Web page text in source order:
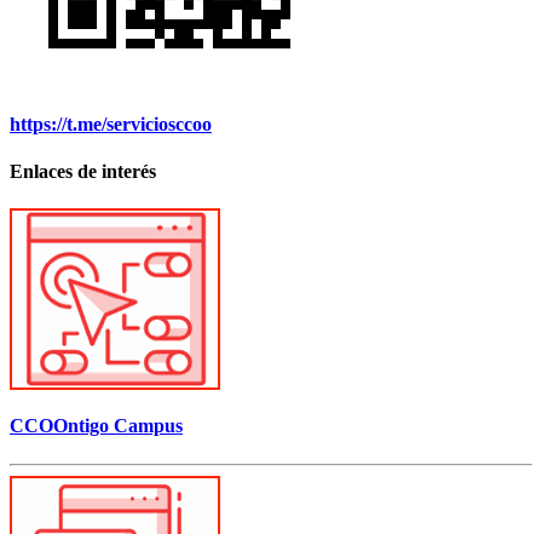
https://t.me/serviciosccoo
Enlaces de interés
CCOOntigo Campus